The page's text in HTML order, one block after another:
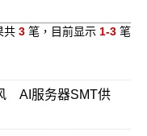
共 3 笔，目前显示 1-3 笔
AI服务器SMT供